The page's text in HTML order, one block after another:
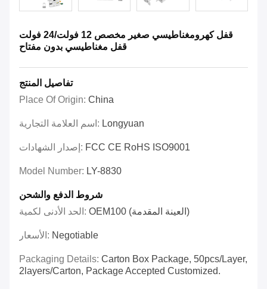
قفل كهرومغناطيسي صغير مخصص 12 فولت/24 فولت
قفل مغناطيسي بدون مفتاح
تفاصيل المنتج
Place Of Origin: China
اسم العلامة التجارية: Longyuan
إصدار الشهادات: FCC CE RoHS ISO9001
Model Number: LY-8830
شروط الدفع والشحن
الحد الأدنى لكمية:
OEM100 (العينة المقدمة)
الأسعار: Negotiable
Packaging Details: Carton Box Package, 50pcs/layer,
2layers/carton, Package Accepted Customized.